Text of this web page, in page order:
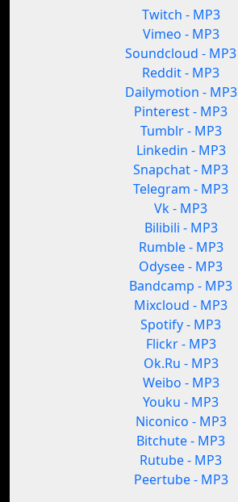
Twitch - MP3
Vimeo - MP3
Soundcloud - MP3
Reddit - MP3
Dailymotion - MP3
Pinterest - MP3
Tumblr - MP3
Linkedin - MP3
Snapchat - MP3
Telegram - MP3
Vk - MP3
Bilibili - MP3
Rumble - MP3
Odysee - MP3
Bandcamp - MP3
Mixcloud - MP3
Spotify - MP3
Flickr - MP3
Ok.Ru - MP3
Weibo - MP3
Youku - MP3
Niconico - MP3
Bitchute - MP3
Rutube - MP3
Peertube - MP3